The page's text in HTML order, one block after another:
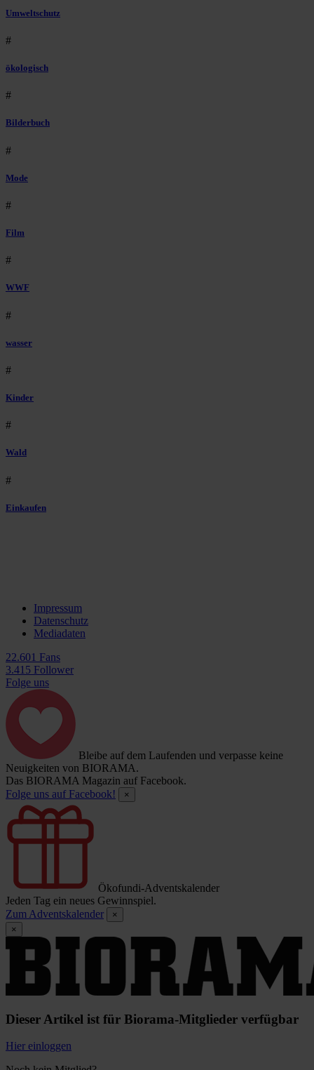
Umweltschutz
#
ökologisch
#
Bilderbuch
#
Mode
#
Film
#
WWF
#
wasser
#
Kinder
#
Wald
#
Einkaufen
Impressum
Datenschutz
Mediadaten
22.601 Fans
3.415 Follower
Folge uns
Bleibe auf dem Laufenden und verpasse keine
Neuigkeiten von BIORAMA.
Das BIORAMA Magazin auf Facebook.
Folge uns auf Facebook!
×
Ökofundi-Adventskalender
Jeden Tag ein neues Gewinnspiel.
Zum Adventskalender
×
×
Dieser Artikel ist für Biorama-Mitglieder verfügbar
Hier einloggen